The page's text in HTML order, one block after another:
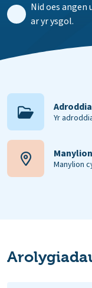
Nid oes
ar yr ysgol.
Yr
Manylion